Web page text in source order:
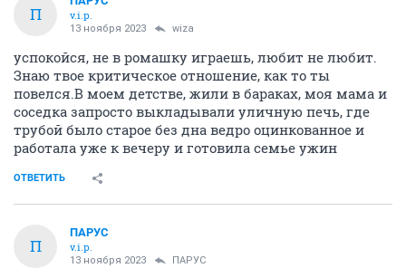
П
v.i.p.
13 ноября 2023 wiza
успокойся, не в ромашку играешь, любит не любит.
Знаю твое критическое отношение, как то ты
повелся.В моем детстве, жили в бараках, моя мама и
соседка запросто выкладывали уличную печь, где
трубой было старое без дна ведро оцинкованное и
работала уже к вечеру и готовила семье ужин
ОТВЕТИТЬ
П
ПАРУС
v.i.p.
13 ноября 2023 ПАРУС